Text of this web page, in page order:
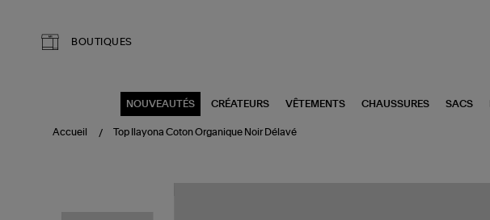
BOUTIQUES
NOUVEAUTÉS CRÉATEURS VÊTEMENTS CHAUSSURES SACS
Accueil Top Ilayona Coton Organique Noir Délavé